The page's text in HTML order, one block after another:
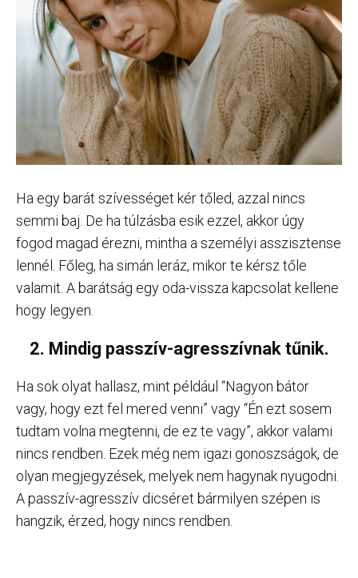
Ha egy barát szívességet kér tőled, azzal nincs
semmi baj. De ha túlzásba esik ezzel, akkor úgy
fogod magad érezni, mintha a személyi asszisztense
lennél. Főleg, ha simán leráz, mikor te kérsz tőle
valamit. A barátság egy oda-vissza kapcsolat kellene
hogy legyen.
2. Mindig passzív-agresszívnak tűnik.
Ha sok olyat hallasz, mint például “Nagyon bátor
vagy, hogy ezt fel mered venni” vagy “Én ezt sosem
tudtam volna megtenni, de ez te vagy”, akkor valami
nincs rendben. Ezek még nem igazi gonoszságok, de
olyan megjegyzések, melyek nem hagynak nyugodni.
A passzív-agresszív dicséret bármilyen szépen is
hangzik, érzed, hogy nincs rendben.